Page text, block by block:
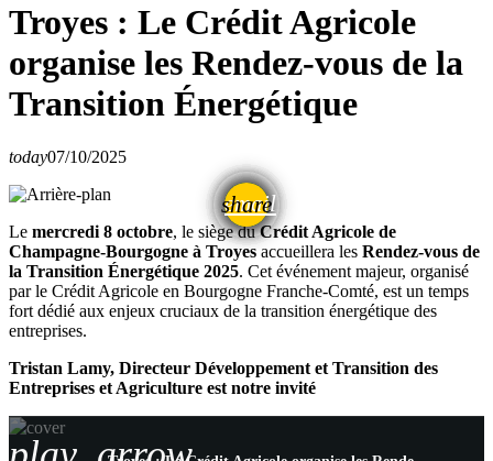
Troyes : Le Crédit Agricole
organise les Rendez-vous de la
Transition Énergétique
today07/10/2025
share
email
Le mercredi 8 octobre, le siège duCrédit Agricole de
Champagne-Bourgogne à Troyes accueillera les Rendez-vous de
la Transition Énergétique 2025. Cet événement majeur, organisé
par le Crédit Agricole en Bourgogne Franche-Comté, est un temps
fort dédié aux enjeux cruciaux de la transition énergétique des
entreprises.
Tristan Lamy, Directeur Développement et Transition des
Entreprises et Agriculture est notre invité